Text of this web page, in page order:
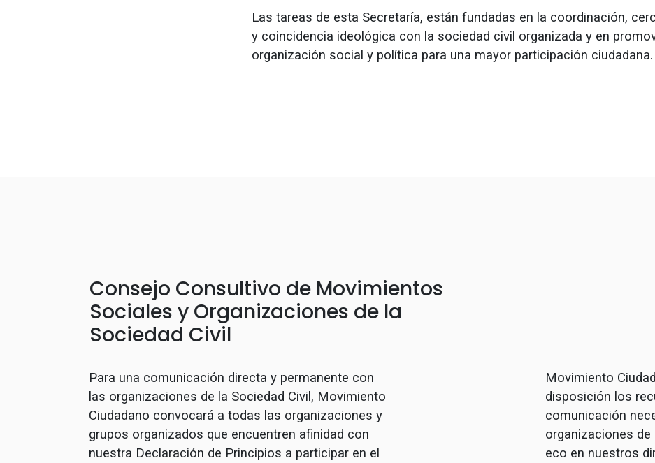
Las tareas de esta Secretaría, están fundadas en la coordinación,
y coincidencia ideológica con la sociedad civil organizada y en
organización social y política para una mayor participación ciudadana.
Consejo Consultivo de Movimientos
Sociales y Organizaciones de la
Sociedad Civil
Para una comunicación directa y permanente con
las organizaciones de la Sociedad Civil, Movimiento
Ciudadano convocará a todas las organizaciones y
grupos organizados que encuentren afinidad con
nuestra Declaración de Principios a participar en el
Movimiento
disposición los
comunicación
organizaciones
eco en nuestros